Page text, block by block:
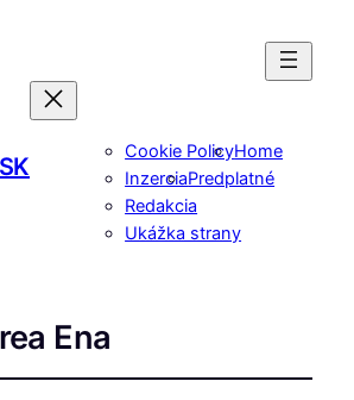
Cookie PolicyHome
InzerciaPredplatné
Redakcia
Ukážka strany
Ena